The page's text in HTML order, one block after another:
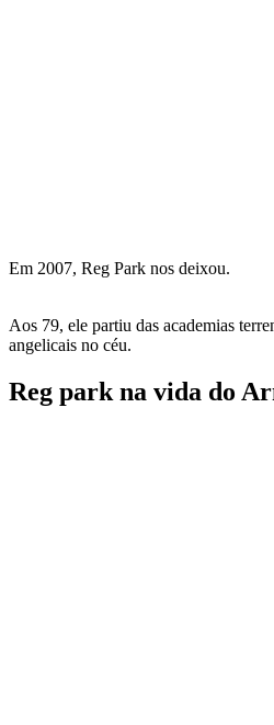
Em 2007, Reg Park nos deixou.
Aos 79, ele partiu das academias
angelicais no céu.
Reg park na vida do